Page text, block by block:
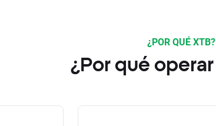
¿POR QUÉ XTB?
¿Por qué